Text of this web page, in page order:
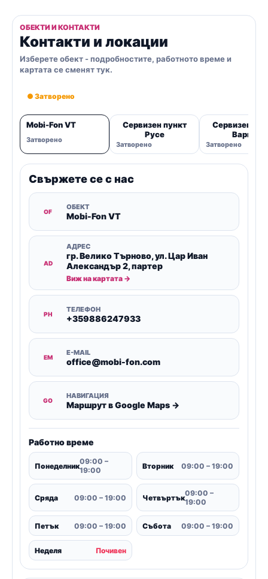
ОБЕКТИ И КОНТАКТИ
Контакти и локации
Изберете обект - подробностите, работното време и
картата се сменят тук.
● Затворено
Mobi-Fon VT
Затворено
Сервизен пункт
Русе
Затворено
Сервизен
Варна
Затворено
Свържете се с нас
OF
ОБЕКТ
Mobi-Fon VT
AD
АДРЕС
гр. Велико Търново, ул. Цар Иван
Александър 2, партер
Виж на картата →
PH
ТЕЛЕФОН
+359886247933
EM
E-MAIL
office@mobi-fon.com
GO
НАВИГАЦИЯ
Маршрут в Google Maps →
Работно време
Понеделник09:00 –
19:00
Вторник 09:00 – 19:00
Сряда 09:00 – 19:00 Четвъртък09:00 –
19:00
Петък 09:00 – 19:00 Събота 09:00 – 19:00
Неделя Почивен